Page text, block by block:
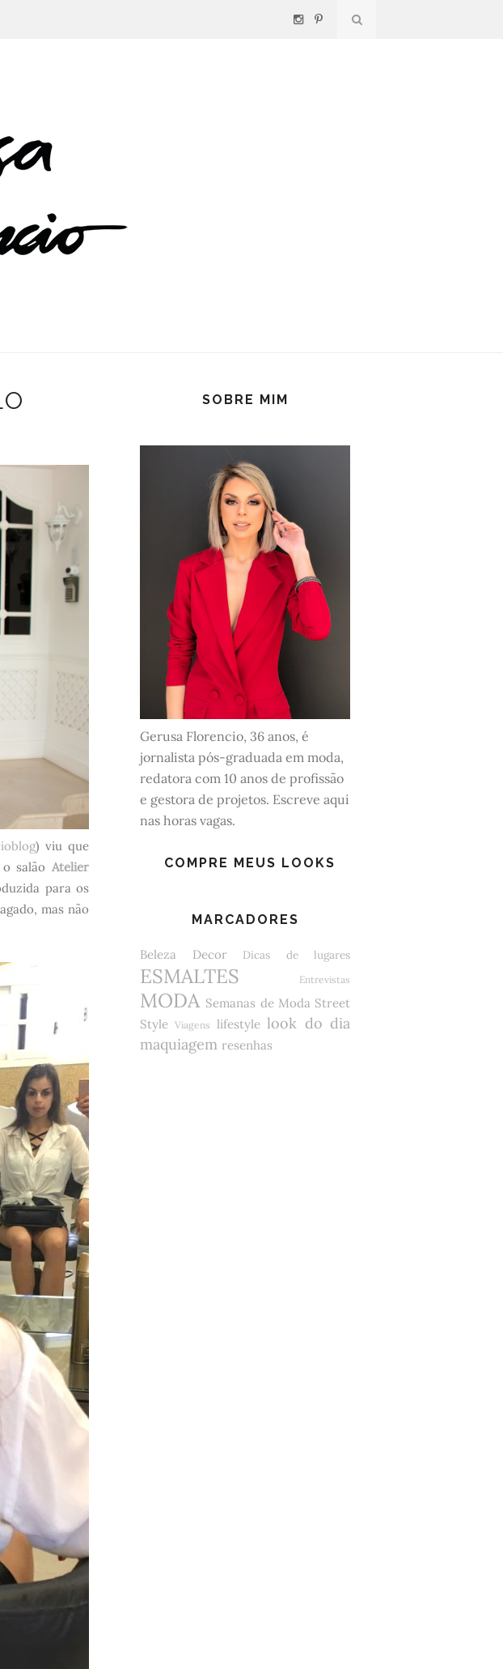
) viu que
salão Atelier
para os
mas não
SOBRE MIM
Gerusa Florencio, 36 anos, é
jornalista pós-graduada em moda,
redatora com 10 anos de profissão
e gestora de projetos. Escreve aqui
nas horas vagas.
COMPRE MEUS LOOKS
MARCADORES
Beleza Decor Dicas de lugares
ESMALTES Entrevistas
MODA Semanas de Moda Street
Style
Viagens lifestyle look do dia
maquiagem resenhas